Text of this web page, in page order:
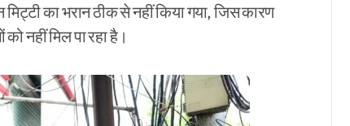
का भरान ठीक से नहीं किया गया, जिस कारण
नहीं मिल पा रहा है।